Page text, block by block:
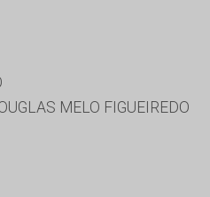
MELO FIGUEIREDO